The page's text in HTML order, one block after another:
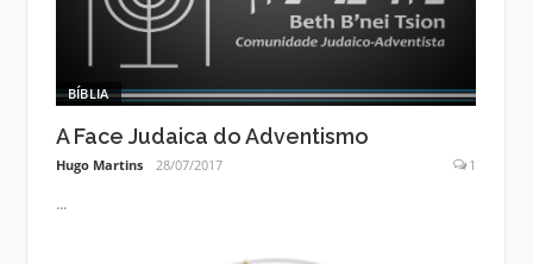
BÍBLIA
A Face Judaica do Adventismo
Hugo Martins 28/07/2017 1
...